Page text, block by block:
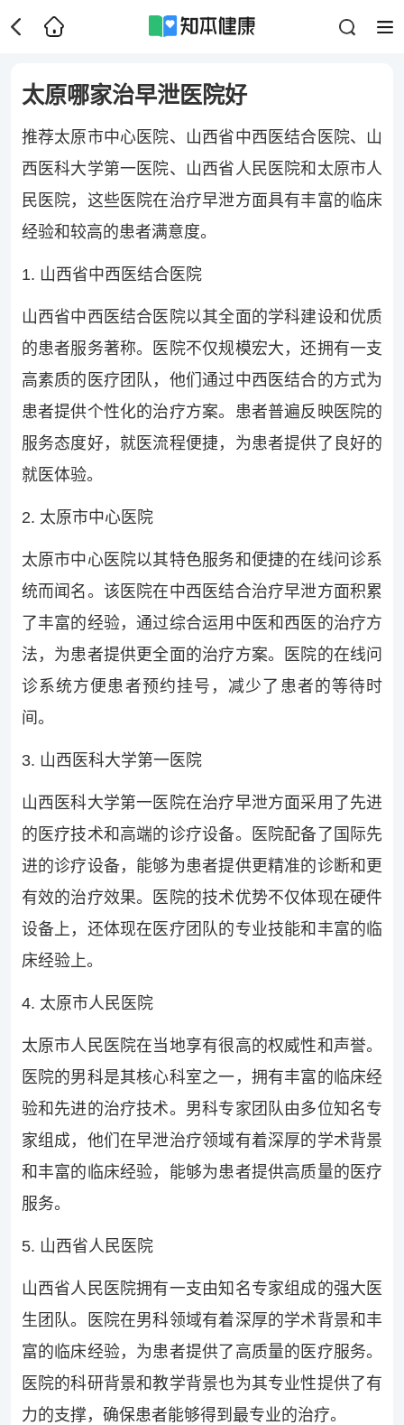
太原哪家治早泄医院好
推荐太原市中心医院、山西省中西医结合医院、山
西医科大学第一医院、山西省人民医院和太原市人
民医院，这些医院在治疗早泄方面具有丰富的临床
经验和较高的患者满意度。
1. 山西省中西医结合医院
山西省中西医结合医院以其全面的学科建设和优质
的患者服务著称。医院不仅规模宏大，还拥有一支
高素质的医疗团队，他们通过中西医结合的方式为
患者提供个性化的治疗方案。患者普遍反映医院的
服务态度好，就医流程便捷，为患者提供了良好的
就医体验。
2. 太原市中心医院
太原市中心医院以其特色服务和便捷的在线问诊系
统而闻名。该医院在中西医结合治疗早泄方面积累
了丰富的经验，通过综合运用中医和西医的治疗方
法，为患者提供更全面的治疗方案。医院的在线问
诊系统方便患者预约挂号，减少了患者的等待时
间。
3. 山西医科大学第一医院
山西医科大学第一医院在治疗早泄方面采用了先进
的医疗技术和高端的诊疗设备。医院配备了国际先
进的诊疗设备，能够为患者提供更精准的诊断和更
有效的治疗效果。医院的技术优势不仅体现在硬件
设备上，还体现在医疗团队的专业技能和丰富的临
床经验上。
4. 太原市人民医院
太原市人民医院在当地享有很高的权威性和声誉。
医院的男科是其核心科室之一，拥有丰富的临床经
验和先进的治疗技术。男科专家团队由多位知名专
家组成，他们在早泄治疗领域有着深厚的学术背景
和丰富的临床经验，能够为患者提供高质量的医疗
服务。
5. 山西省人民医院
山西省人民医院拥有一支由知名专家组成的强大医
生团队。医院在男科领域有着深厚的学术背景和丰
富的临床经验，为患者提供了高质量的医疗服务。
医院的科研背景和教学背景也为其专业性提供了有
力的支撑，确保患者能够得到最专业的治疗。